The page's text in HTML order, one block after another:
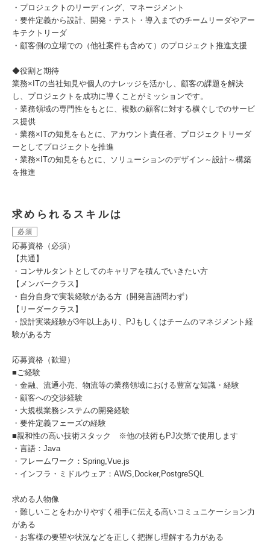
・プロジェクトのリーディング、マネージメント
・要件定義から設計、開発・テスト・導入までのチームリーダやアー
キテクトリーダ
・顧客側の立場での（他社案件も含めて）のプロジェクト推進支援
◆役割と期待
業務×ITの当社知見や個人のナレッジを活かし、顧客の課題を解決
し、プロジェクトを成功に導くことがミッションです。
・業務領域の専門性をもとに、複数の顧客に対する横ぐしでのサービ
ス提供
・業務×ITの知見をもとに、アカウント責任者、プロジェクトリーダ
ーとしてプロジェクトを推進
・業務×ITの知見をもとに、ソリューションのデザイン～設計～構築
を推進
求められるスキルは
必須
応募資格（必須）
【共通】
・コンサルタントとしてのキャリアを積んでいきたい方
【メンバークラス】
・自分自身で実装経験がある方（開発言語問わず）
【リーダークラス】
・設計実装経験が3年以上あり、PJもしくはチームのマネジメント経
験がある方
応募資格（歓迎）
■ご経験
・金融、流通小売、物流等の業務領域における豊富な知識・経験
・顧客への交渉経験
・大規模業務システムの開発経験
・要件定義フェーズの経験
■親和性の高い技術スタック ※他の技術もPJ次第で使用します
・言語：Java
・フレームワーク：Spring,Vue.js
・インフラ・ミドルウェア：AWS,Docker,PostgreSQL
求める人物像
・難しいことをわかりやすく相手に伝える高いコミュニケーション力
がある
・お客様の要望や状況などを正しく把握し理解する力がある